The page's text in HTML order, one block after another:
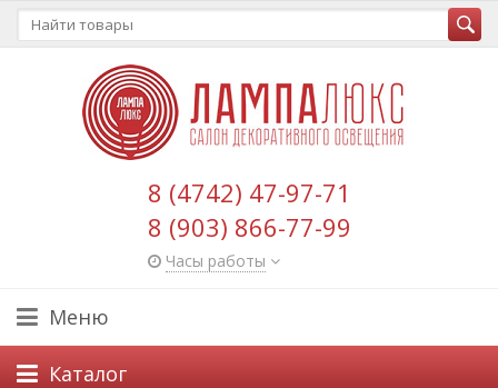
8 (4742) 47-97-71
8 (903) 866-77-99
Часы работы
Меню
Каталог